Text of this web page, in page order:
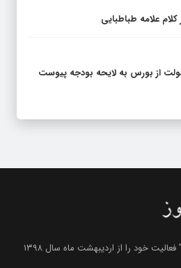
علامه طباطبایی
دولت از بورس به لایحه بودجه پیوست
پایگاه خبری و تحلیلی “سرتوک” فعالیت خود را از اردیبهشت ماه سال ۱۳۹۸